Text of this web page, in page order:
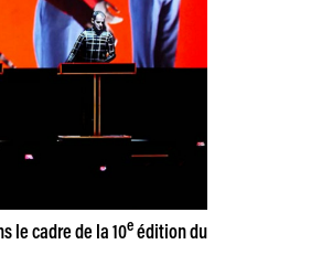
le cadre de la 10eédition du